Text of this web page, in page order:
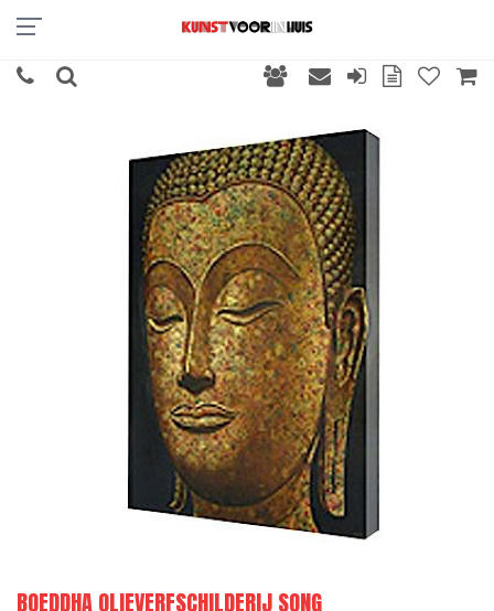
BOEDDHA OLIEVERFSCHILDERIJ SONG